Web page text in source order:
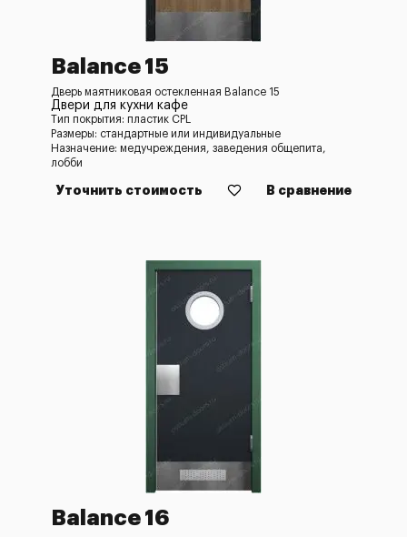
Balance 15
Дверь маятниковая остекленная Balance 15
Двери для кухни кафе
Тип покрытия: пластик CPL
Размеры: стандартные или индивидуальные
Назначение: медучреждения, заведения общепита,
лобби
Уточнить стоимость В сравнение
Balance 16